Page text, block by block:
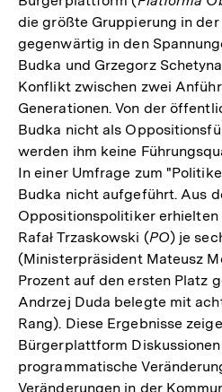
die größte Gruppierung in der
gegenwärtig in den
Budka und Grzegorz
Konflikt zwischen zwei
Generationen. Von der
Budka nicht als
werden ihm keine
In einer Umfrage zum
Budka nicht aufgeführt. Aus
Oppositionspolitiker erhielten
Rafał Trzaskowski (PO) je
(Ministerpräsident Mateusz
Prozent auf den ersten Platz
Andrzej Duda belegte mit
Rang). Diese Ergebnisse
Bürgerplattform
programmatische
Veränderungen in der